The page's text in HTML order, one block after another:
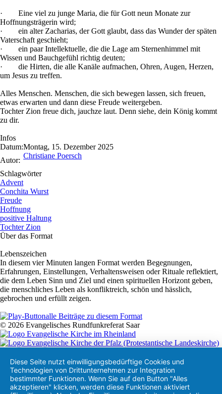
· Eine viel zu junge Maria, die für Gott neun Monate zur
Hoffnungsträgerin wird;
· ein alter Zacharias, der Gott glaubt, dass das Wunder der späten
Vaterschaft geschieht;
· ein paar Intellektuelle, die die Lage am Sternenhimmel mit
Wissen und Bauchgefühl richtig deuten;
· die Hirten, die alle Kanäle aufmachen, Ohren, Augen, Herzen,
um Jesus zu treffen.
Alles Menschen. Menschen, die sich bewegen lassen, sich freuen,
etwas erwarten und dann diese Freude weitergeben.
Tochter Zion freue dich, jauchze laut. Denn siehe, dein König kommt
zu dir.
Infos
Datum:Montag, 15. Dezember 2025
Autor:
Christiane Poersch
Schlagwörter
Advent
Conchita Wurst
Freude
Hoffnung
positive Haltung
Tochter Zion
Über das Format
Lebenszeichen
In diesem vier Minuten langen Format werden Begegnungen,
Erfahrungen, Einstellungen, Verhaltensweisen oder Rituale reflektiert,
die dem Leben Sinn und Ziel und einen spirituellen Horizont geben,
die menschliches Leben als konfliktreich, schön und hässlich,
gebrochen und erfüllt zeigen.
alle Beiträge zu diesem Format
© 2026 Evangelisches Rundfunkreferat Saar
Diese Seite nutzt einwilligungsbedürftige Cookies und
Technologien von Drittunternehmen zur Integration
bestimmter Funktionen. Wenn Sie auf den Button "Alles
akzeptieren" klicken, werden diese Funktionen aktiviert